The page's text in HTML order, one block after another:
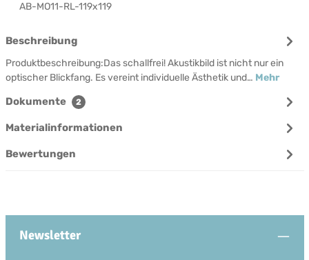
AB-MO11-RL-119x119
Beschreibung
Produktbeschreibung:Das schallfrei! Akustikbild ist nicht nur ein
optischer Blickfang. Es vereint individuelle Ästhetik und… Mehr
Dokumente 2
Materialinformationen
Bewertungen
Newsletter